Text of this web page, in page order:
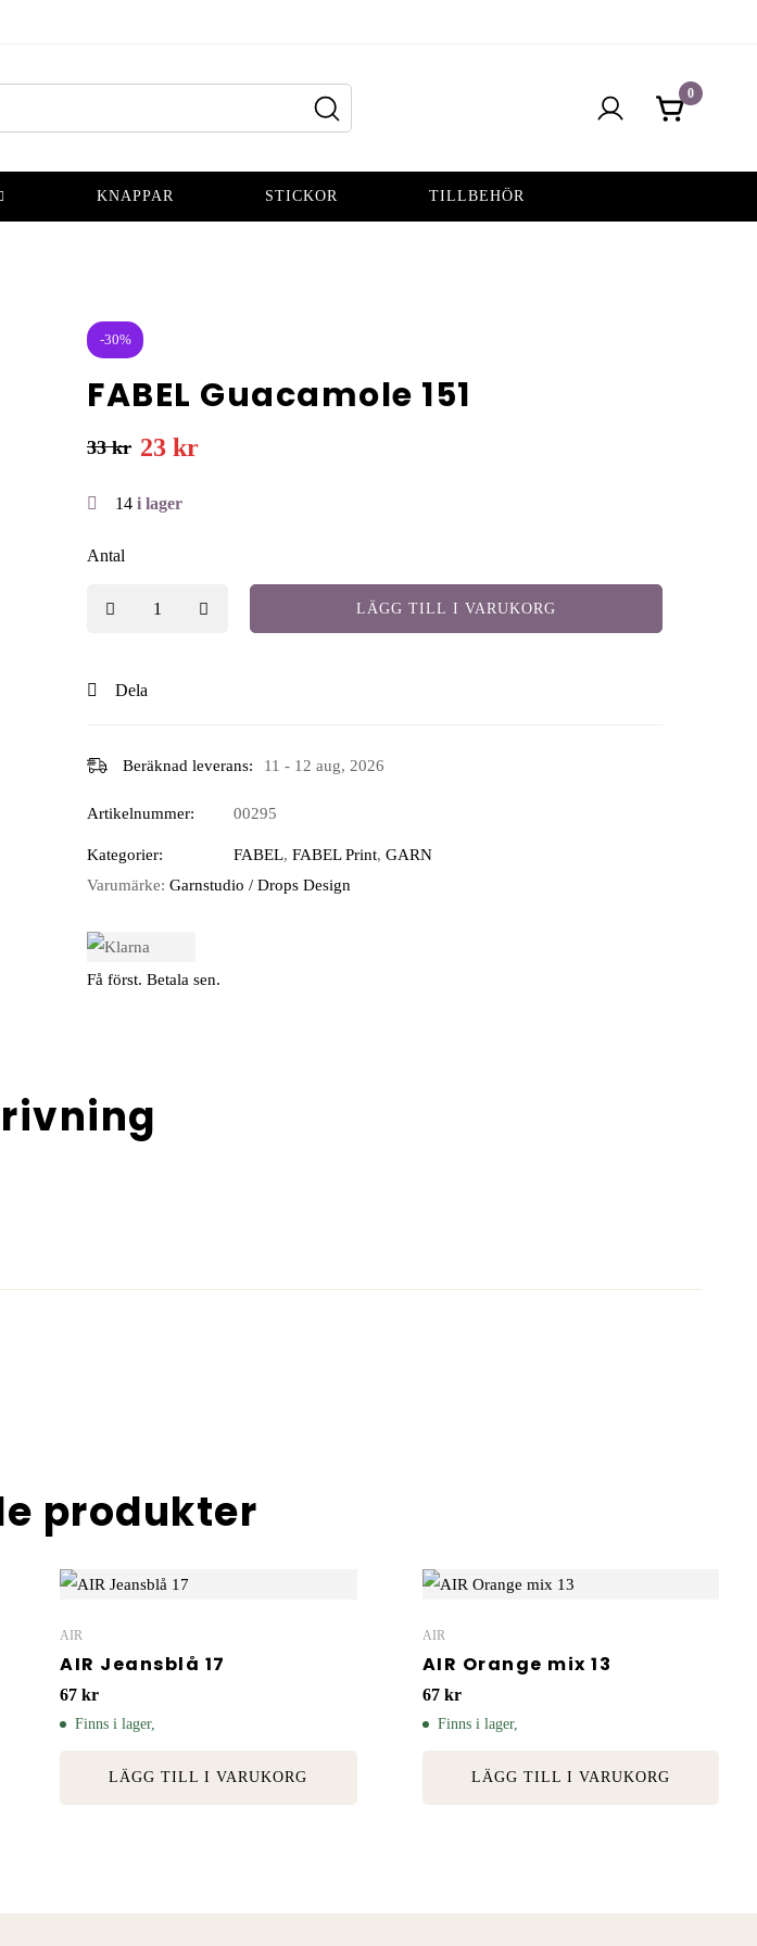
0
KNAPPAR STICKOR TILLBEHÖR
-30%
FABEL Guacamole 151
33kr 23 kr
14 i lager
Antal
LÄGG TILL I VARUKORG
Dela
Beräknad leverans: 11 - 12 aug, 2026
Artikelnummer: 00295
Kategorier: FABEL, FABEL Print, GARN
Varumärke: Garnstudio / Drops Design
Få först. Betala sen.
produkter
AIR
AIR Jeansblå 17
67 kr
Finns i lager,
LÄGG TILL I VARUKORG
AIR
AIR Orange mix 13
67 kr
Finns i lager,
LÄGG TILL I VARUKORG